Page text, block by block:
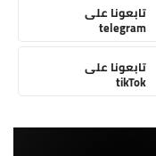
تابعونا على
telegram
تابعونا على
tikTok